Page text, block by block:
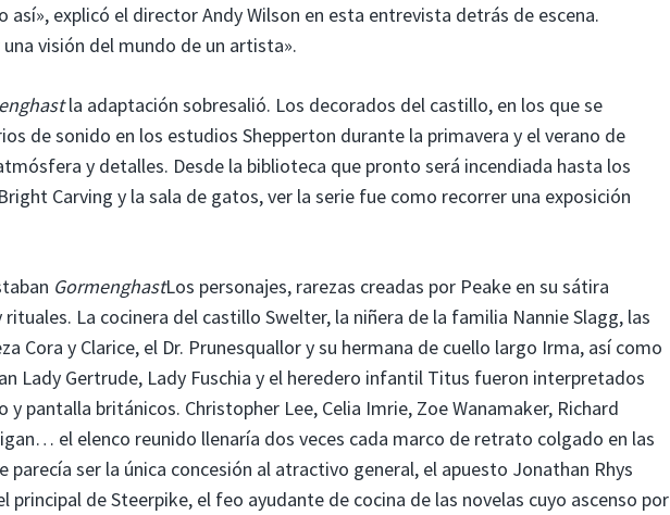
así», explicó el director Andy Wilson en esta entrevista detrás de escena.
visión del mundo de un artista».
la adaptación sobresalió. Los decorados del castillo, en los que se
de sonido en los estudios Shepperton durante la primavera y el verano de
y detalles. Desde la biblioteca que pronto será incendiada hasta los
Carving y la sala de gatos, ver la serie fue como recorrer una exposición
GormenghastLos personajes, rarezas creadas por Peake en su sátira
rituales. La cocinera del castillo Swelter, la niñera de la familia Nannie Slagg, las
Cora y Clarice, el Dr. Prunesquallor y su hermana de cuello largo Irma, así como
Lady Gertrude, Lady Fuschia y el heredero infantil Titus fueron interpretados
y pantalla británicos. Christopher Lee, Celia Imrie, Zoe Wanamaker, Richard
el elenco reunido llenaría dos veces cada marco de retrato colgado en las
parecía ser la única concesión al atractivo general, el apuesto Jonathan Rhys
principal de Steerpike, el feo ayudante de cocina de las novelas cuyo ascenso por